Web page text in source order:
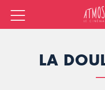
LA